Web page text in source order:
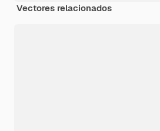
Vectores relacionados